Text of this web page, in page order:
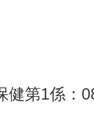
健第1係：